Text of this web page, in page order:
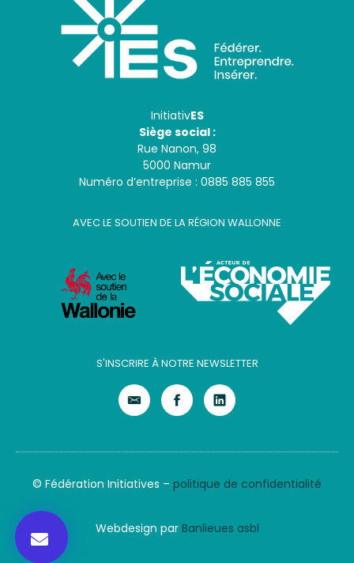
InitiativES
Siège social :
Rue Nanon, 98
5000 Namur
Numéro d’entreprise : 0885 885 855
AVEC LE SOUTIEN DE LA RÉGION WALLONNE
S'INSCRIRE À NOTRE NEWSLETTER
© Fédération Initiatives – politique de confidentialité
Webdesign par Banlieues asbl